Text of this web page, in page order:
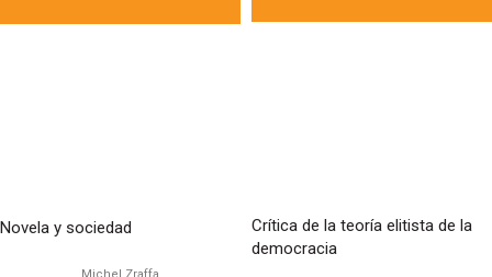
Novela y sociedad
Crítica de la teoría elitista de la
democracia